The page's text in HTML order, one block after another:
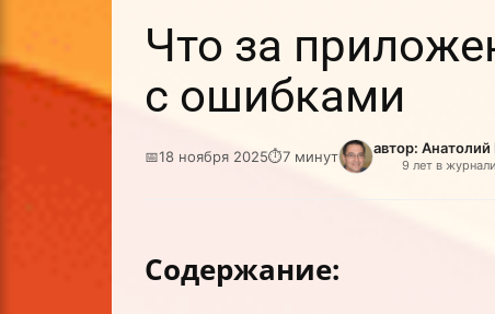
Что за
с ошибками
📅18 ноября 2025⏱7 минут автор:
9 лет в
Содержание: